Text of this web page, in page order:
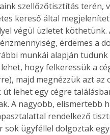
szellőzőtisztítás terén,
kereső által
végül üzletet köthetünk.
érdemes a
munkái alapján
hogy felkeressük a
majd megnézzük azt
lehet egy cégre
A nagyobb, elismertebb
rendelkező
sok ügyféllel dolgoztak